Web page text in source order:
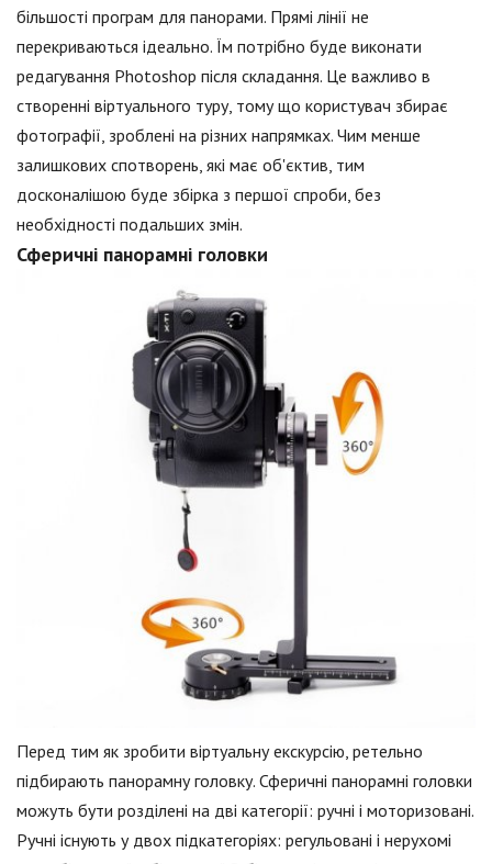
більшості програм для панорами. Прямі лінії не
перекриваються ідеально. Їм потрібно буде виконати
редагування Photoshop після складання. Це важливо в
створенні віртуального туру, тому що користувач збирає
фотографії, зроблені на різних напрямках. Чим менше
залишкових спотворень, які має об'єктив, тим
досконалішою буде збірка з першої спроби, без
необхідності подальших змін.
Сферичні панорамні головки
Перед тим як зробити віртуальну екскурсію, ретельно
підбирають панорамну головку. Сферичні панорамні головки
можуть бути розділені на дві категорії: ручні і моторизовані.
Ручні існують у двох підкатегоріях: регульовані і нерухомі